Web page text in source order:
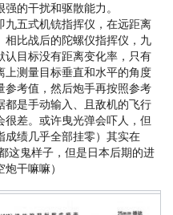
的干扰和驱散能力。
五式机铳指挥仪，在远距离
相比战后的陀螺仪指挥仪，九
认目标没有距离变化率，只有
上测量目标垂直和水平的角度
参考值，然后炮手再按照参考
都是手动输入、且敌机的飞行
差。或许曳光弹会吓人，但
成绩几乎全部挂零）其实在
这鬼样子，但是日本后期的进
干嘛嘛）